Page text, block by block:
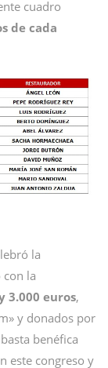
cuadro
de cada
la
con la
3.000 euros,
y donados por
benéfica
este congreso y